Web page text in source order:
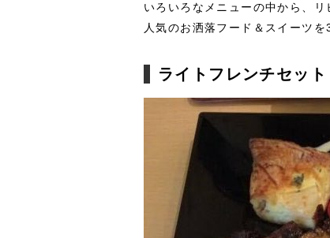
いろいろなメニューの中から、
人気のお洒落フード＆スイーツ
ライトフレンチセッ